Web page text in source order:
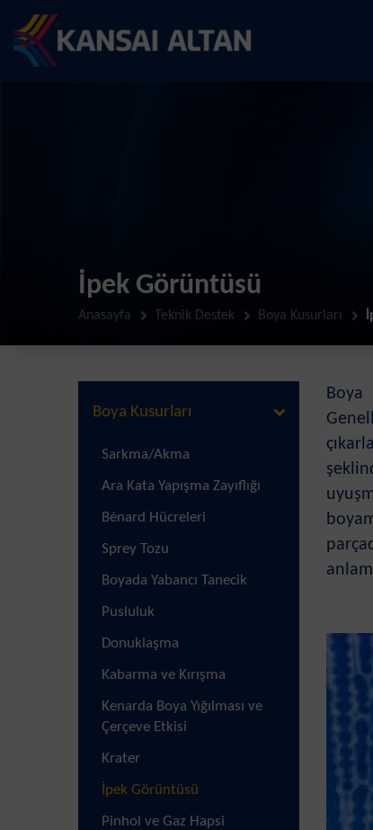
İpek Görüntüsü
Anasayfa Teknik Destek Boya Kusurları
Boya Kusurları
Sarkma/Akma
Ara Kata Yapışma Zayıflığı
Bénard Hücreleri
Sprey Tozu
Boyada Yabancı Tanecik
Pusluluk
Donuklaşma
Kabarma ve Kırışma
Kenarda Boya Yığılması ve
Çerçeve Etkisi
Krater
İpek Görüntüsü
Pinhol ve Gaz Hapsi
Boya